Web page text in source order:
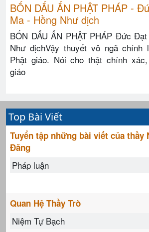
BỐN DẤU ẤN PHẬT PHÁP -
Ma - Hồng Như dịch
BỐN DẤU ẤN PHẬT PHÁP Đức
Như dịchVậy thuyết vô ngã chính
Phật giáo. Nói cho thật chính
giáo
Top Bài Viết
Tuyển tập những bài viết của thầy
Đăng
Pháp luận
Quan Hệ Thầy Trò
Niệm Tự Bạch